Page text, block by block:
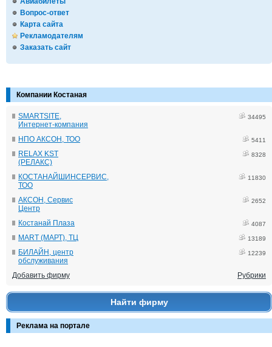
Вопрос-ответ
Карта сайта
Рекламодателям
Заказать сайт
Компании Костаная
SMARTSITE,
Интернет-компания
34495
НПО АКСОН, ТОО 5411
RELAX KST
(РЕЛАКС)
8328
КОСТАНАЙШИНСЕРВИС,
ТОО
11830
АКСОН, Сервис
Центр
2652
Костанай Плаза 4087
MART (МАРТ), ТЦ 13189
БИЛАЙН, центр
обслуживания
12239
Добавить фирму Рубрики
Найти фирму
Реклама на портале